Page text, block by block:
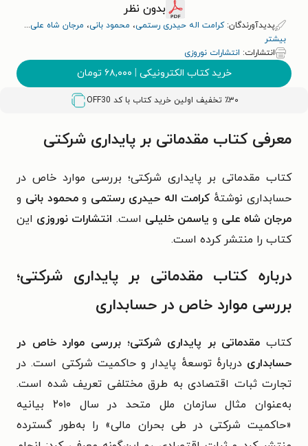
بدون نظر
پدیدآورندگان:کرامت اله حیدری رستمی، محمود بانی، مرجان شاه علی...
بیشتر
انتشارات: انتشارات نوروزی
خرید کتاب الکترونیکی | ۶۸,۰۰۰ تومان
٪۳۰ تخفیف اولین خرید کتاب با کد OFF30
معرفی کتاب مقدماتی بر پایداری شرکتی
کتاب مقدماتی بر پایداری شرکتی؛ بررسی موارد خاص در
حسابداری نوشتهٔ کرامت اله حیدری رستمی ومحمود بانی و
مرجان شاه علی و یاسمن خلیلی است. انتشارات نوروزی این
کتاب را منتشر کرده است.‏
درباره کتاب مقدماتی بر پایداری شرکتی؛
بررسی موارد خاص در حسابداری
کتاب مقدماتی بر پایداری شرکتی؛ بررسی موارد خاص در
حسابداری دربارهٔ توسعه‌ٔ پایدار و حاکمیت شرکتی است. در
تجارت ثبات اقتصادی به طرق مختلفی تعریف شده است.
به‌عنوان مثال سازمان ملل متحد
در سال ۲۰۱۰ بیانیه
«حاکمیت شرکتی در طی بحران مالی» را به‌طور گسترده